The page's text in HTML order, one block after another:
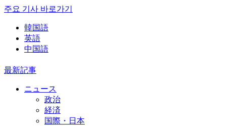
주요 기사 바로가기
韓国語
英語
中国語
最新記事
ニュース
政治
経済
国際・日本